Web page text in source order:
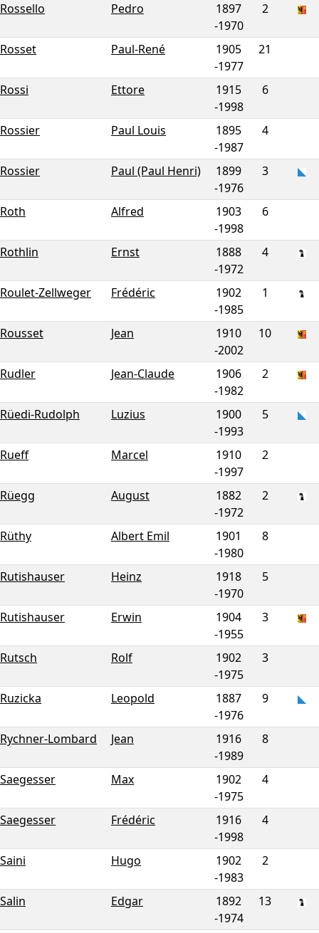
Rossello Pedro
1897
-1970
2
Rosset Paul-René
1905
-1977
21
Rossi Ettore
1915
-1998
6
Rossier Paul Louis
1895
-1987
4
Rossier Paul (Paul Henri)
1899
-1976
3
Roth Alfred
1903
-1998
6
Rothlin Ernst
1888
-1972
4
Roulet-Zellweger Frédéric
1902
-1985
1
Rousset Jean
1910
-2002
10
Rudler Jean-Claude
1906
-1982
2
Rüedi-Rudolph Luzius
1900
-1993
5
Rueff Marcel
1910
-1997
2
Rüegg August
1882
-1972
2
Rüthy Albert Emil
1901
-1980
8
Rutishauser Heinz
1918
-1970
5
Rutishauser Erwin
1904
-1955
3
Rutsch Rolf
1902
-1975
3
Ruzicka Leopold
1887
-1976
9
Rychner-Lombard Jean
1916
-1989
8
Saegesser Max
1902
-1975
4
Saegesser Frédéric
1916
-1998
4
Saini Hugo
1902
-1983
2
Salin Edgar
1892
-1974
13